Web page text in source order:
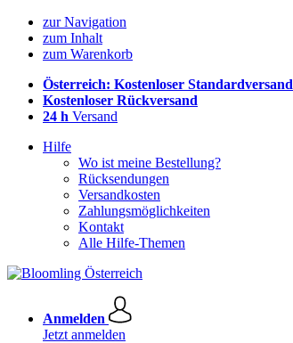
zur Navigation
zum Inhalt
zum Warenkorb
Österreich: Kostenloser Standardversand
Kostenloser Rückversand
24 h Versand
Hilfe
Wo ist meine Bestellung?
Rücksendungen
Versandkosten
Zahlungsmöglichkeiten
Kontakt
Alle Hilfe-Themen
Anmelden
Jetzt anmelden